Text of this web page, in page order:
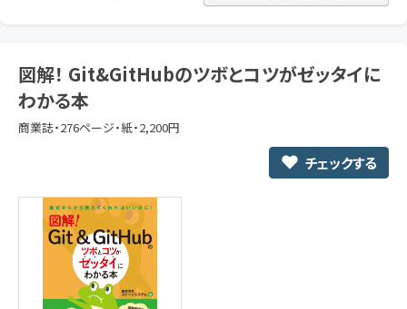
図解！ Git&GitHubのツボとコツがゼッタイに
わかる本
商業誌・276ページ・紙・2,200円
チェックする